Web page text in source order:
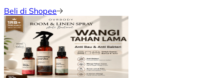
Beli di Shopee